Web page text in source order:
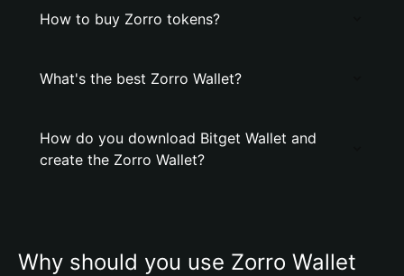
How to buy Zorro tokens?
What's the best Zorro Wallet?
How do you download Bitget Wallet and
create the Zorro Wallet?
Why should you use Zorro Wallet